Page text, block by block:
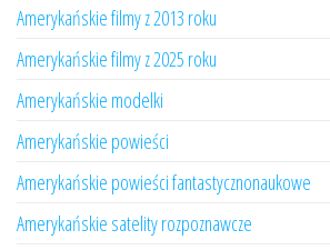
Amerykańskie filmy z 2013 roku
Amerykańskie filmy z 2025 roku
Amerykańskie modelki
Amerykańskie powieści
Amerykańskie powieści fantastycznonaukowe
Amerykańskie satelity rozpoznawcze